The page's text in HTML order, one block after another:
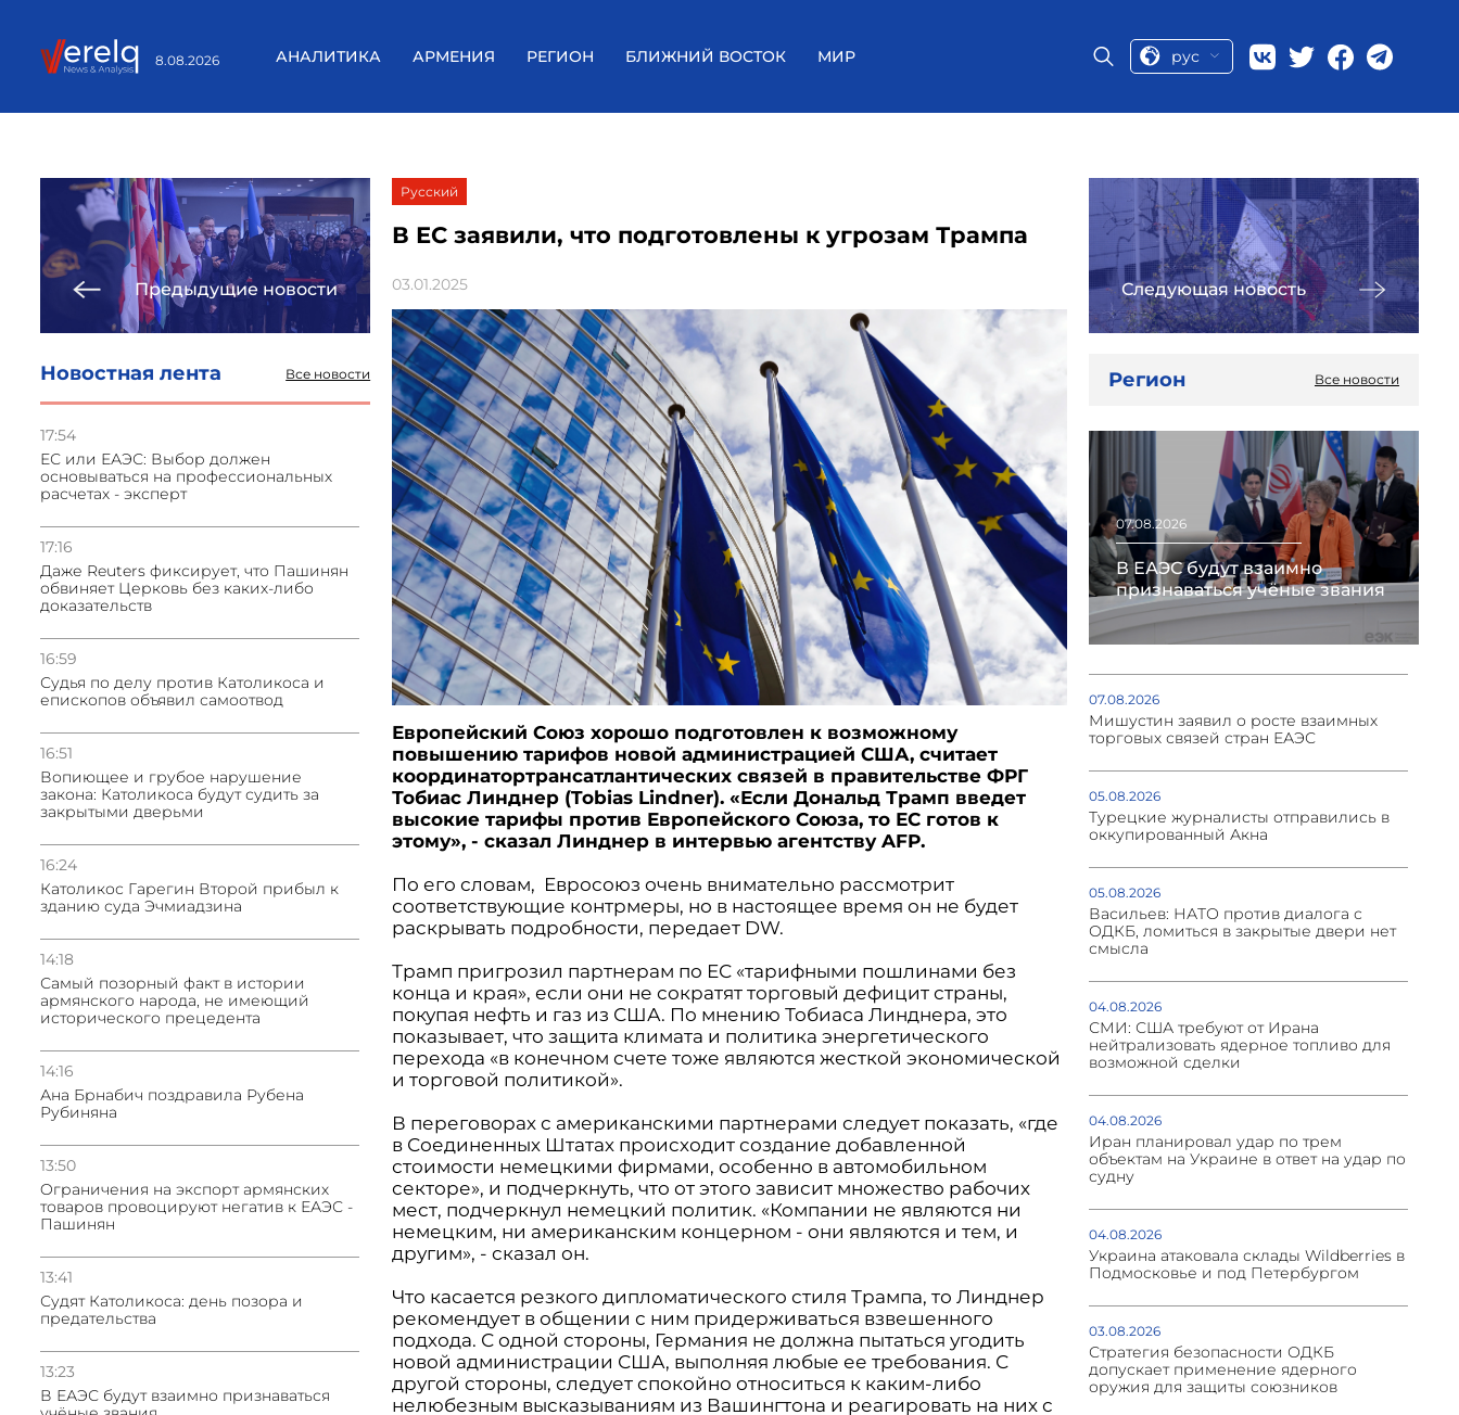
8.08.2026 АНАЛИТИКА АРМЕНИЯ РЕГИОН БЛИЖНИЙ ВОСТОК МИР рус
Предыдущие новости
Новостная лента Все новости
17:54
ЕС или ЕАЭС: Выбор должен
основываться на профессиональных
расчетах - эксперт
17:16
Даже Reuters фиксирует, что Пашинян
обвиняет Церковь без каких-либо
доказательств
16:59
Судья по делу против Католикоса и
епископов объявил самоотвод
16:51
Вопиющее и грубое нарушение
закона: Католикоса будут судить за
закрытыми дверьми
16:24
Католикос Гарегин Второй прибыл к
зданию суда Эчмиадзина
14:18
Самый позорный факт в истории
армянского народа, не имеющий
исторического прецедента
14:16
Ана Брнабич поздравила Рубена
Рубиняна
13:50
Oграничения на экспорт армянских
товаров провоцируют негатив к ЕАЭС -
Пашинян
13:41
Судят Католикоса: день позора и
предательства
13:23
В ЕАЭС будут взаимно признаваться
Русский
В ЕС заявили, что подготовлены к угрозам Трампа
03.01.2025
Европейский Союз хорошо подготовлен к возможному
повышению тарифов новой администрацией США, считает
координатортрансатлантических связей в правительстве ФРГ
Тобиас Линднер (Tobias Lindner). «Если Дональд Трамп введет
высокие тарифы против Европейского Союза, то ЕС готов к
этому», - сказал Линднер в интервью агентству AFP.
По его словам, Евросоюз очень внимательно рассмотрит
соответствующие контрмеры, но в настоящее время он не будет
раскрывать подробности, передает DW.
Трамп пригрозил партнерам по ЕС «тарифными пошлинами без
конца и края», если они не сократят торговый дефицит страны,
покупая нефть и газ из США. По мнению Тобиаса Линднера, это
показывает, что защита климата и политика энергетического
перехода «в конечном счете тоже являются жесткой экономической
и торговой политикой».
В переговорах с американскими партнерами следует показать, «где
в Соединенных Штатах происходит создание добавленной
стоимости немецкими фирмами, особенно в автомобильном
секторе», и подчеркнуть, что от этого зависит множество рабочих
мест, подчеркнул немецкий политик. «Компании не являются ни
немецким, ни американским концерном - они являются и тем, и
другим», - сказал он.
Что касается резкого дипломатического стиля Трампа, то Линднер
рекомендует в общении с ним придерживаться взвешенного
подхода. С одной стороны, Германия не должна пытаться угодить
новой администрации США, выполняя любые ее требования. С
другой стороны, следует спокойно относиться к каким-либо
нелюбезным высказываниям из Вашингтона и реагировать на них с
Следующая новость
Регион Все новости
07.08.2026
В ЕАЭС будут взаимно
признаваться учёные звания
07.08.2026
Мишустин заявил о росте взаимных
торговых связей стран ЕАЭС
05.08.2026
Турецкие журналисты отправились в
оккупированный Акна
05.08.2026
Васильев: НАТО против диалога с
ОДКБ, ломиться в закрытые двери нет
смысла
04.08.2026
СМИ: США требуют от Ирана
нейтрализовать ядерное топливо для
возможной сделки
04.08.2026
Иран планировал удар по трем
объектам на Украине в ответ на удар по
судну
04.08.2026
Украина атаковала склады Wildberries в
Подмосковье и под Петербургом
03.08.2026
Стратегия безопасности ОДКБ
допускает применение ядерного
оружия для защиты союзников